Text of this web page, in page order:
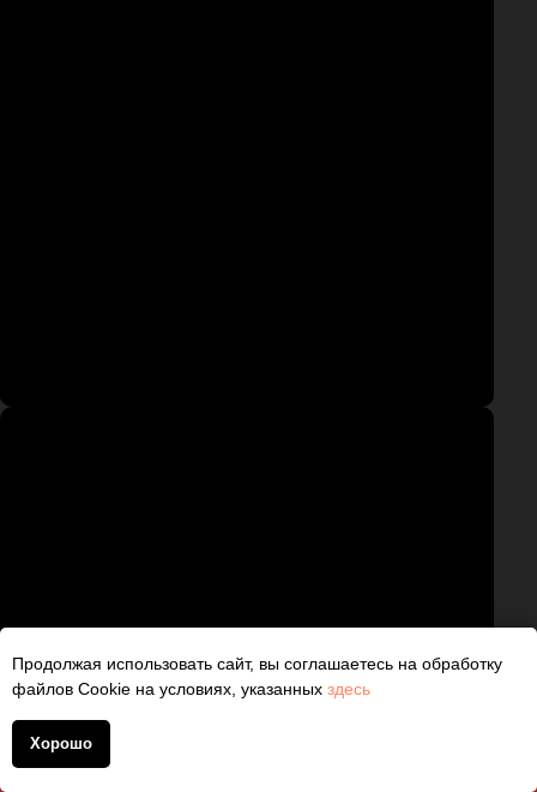
Продолжая использовать сайт, вы соглашаетесь на обработку
файлов Cookie на условиях, указанных здесь
Хорошо